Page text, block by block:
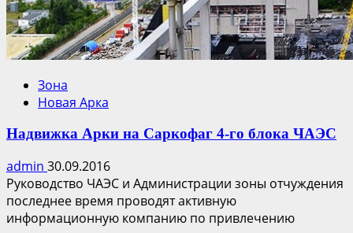
Зона
Новая Арка
Надвижка Арки на Саркофаг 4-го блока ЧАЭС
admin 30.09.2016
Руководство ЧАЭС и Администрации зоны отчуждения
последнее время проводят активную
информационную компанию по привлечению